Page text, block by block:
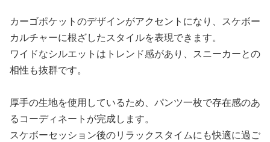
カーゴポケットのデザインがアクセントになり、スケボー
カルチャーに根ざしたスタイルを表現できます。
ワイドなシルエットはトレンド感があり、スニーカーとの
相性も抜群です。
厚手の生地を使用しているため、パンツ一枚で存在感のあ
るコーディネートが完成します。
スケボーセッション後のリラックスタイムにも快適に過ご